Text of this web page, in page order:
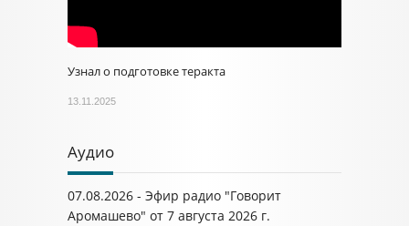
Узнал о подготовке теракта
13.11.2025
Аудио
07.08.2026 - Эфир радио "Говорит
Аромашево" от 7 августа 2026 г.